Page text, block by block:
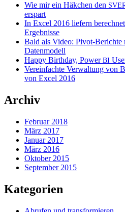
Wie mir ein Häkchen den
erspart
In Excel 2016 liefern
Ergebnisse
Bald als Video: Pivot-
Datenmodell
Happy Birthday, PowerBI
Vereinfachte Verwaltung von
von Excel 2016
Archiv
Februar 2018
März 2017
Januar 2017
März 2016
Oktober 2015
September 2015
Kategorien